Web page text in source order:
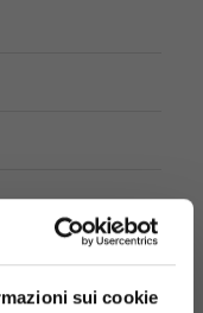
sui cookie